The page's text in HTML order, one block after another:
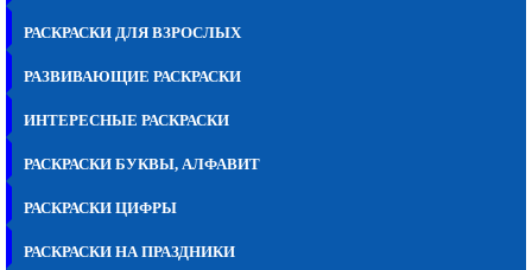
РАСКРАСКИ ДЛЯ ВЗРОСЛЫХ
РАЗВИВАЮЩИЕ РАСКРАСКИ
ИНТЕРЕСНЫЕ РАСКРАСКИ
РАСКРАСКИ БУКВЫ, АЛФАВИТ
РАСКРАСКИ ЦИФРЫ
РАСКРАСКИ НА ПРАЗДНИКИ